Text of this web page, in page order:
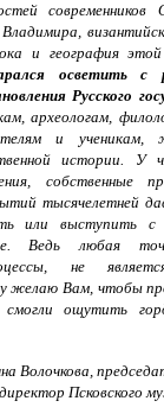
и география
осветить с
Русского
археологам,
и ученикам,
истории. У
собственные
тысячелетней
или выступить
Ведь любая
не
желаю Вам, чтобы
ощутить
Волочкова,
Псковского